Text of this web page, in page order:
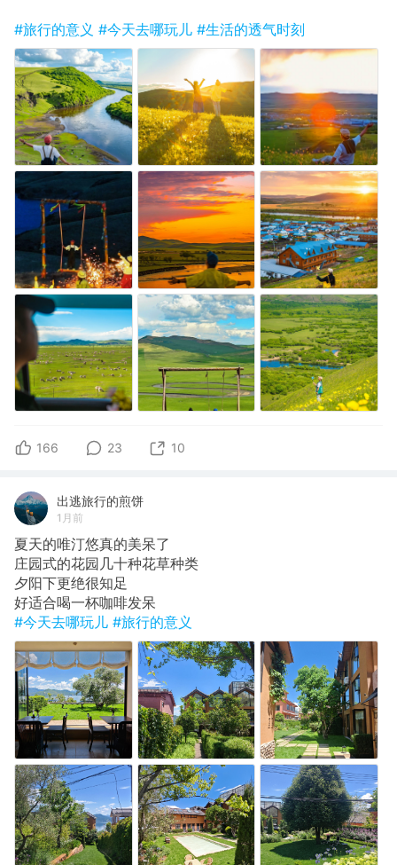
#旅行的意义 #今天去哪玩儿 #生活的透气时刻
166 23 10
出逃旅行的煎饼
1月前
夏天的唯汀悠真的美呆了
​庄园式的花园几十种花草种类
​夕阳下更绝很知足
​好适合喝一杯咖啡发呆
#今天去哪玩儿 #旅行的意义